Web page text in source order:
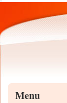
Menu